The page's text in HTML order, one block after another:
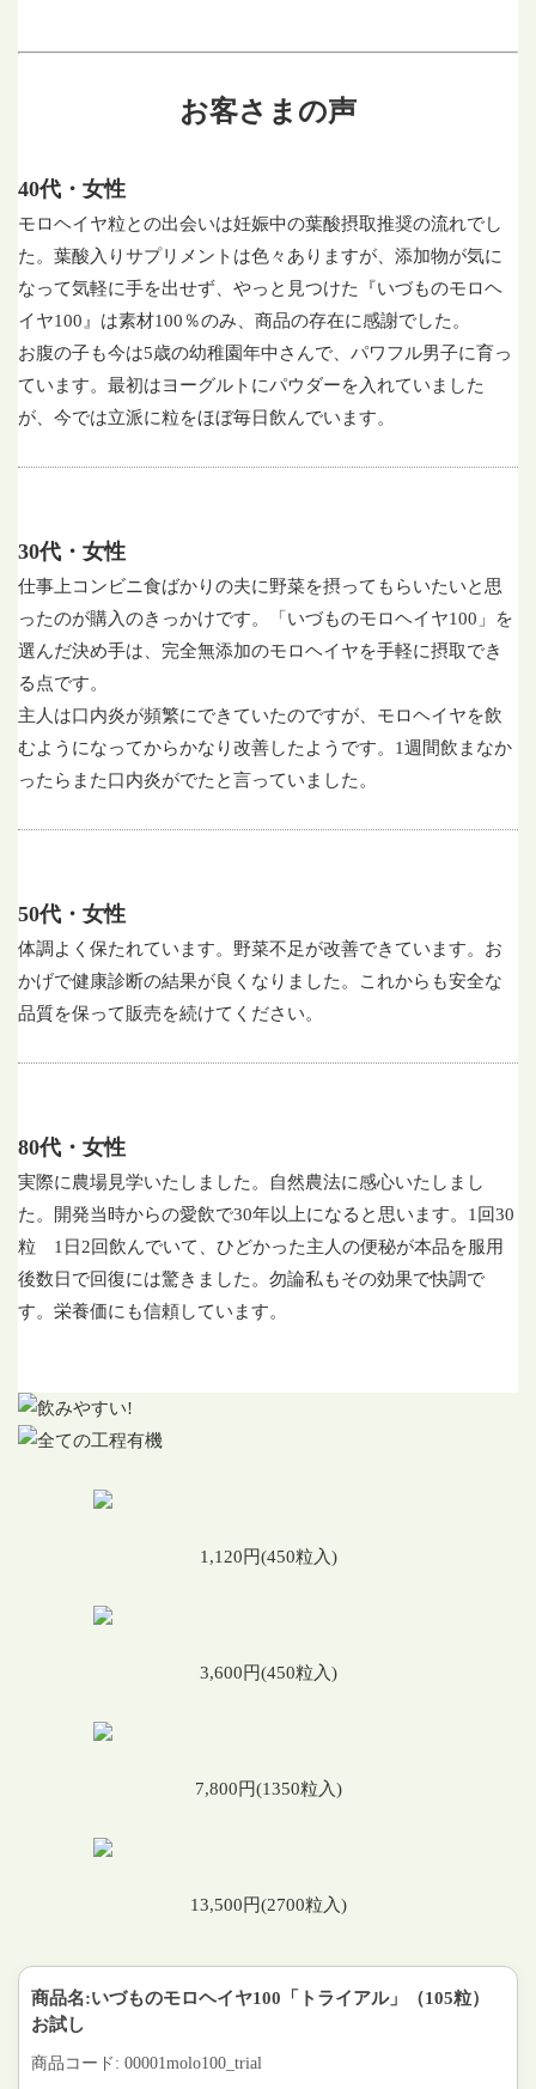
お客さまの声
40代・女性
モロヘイヤ粒との出会いは妊娠中の葉酸摂取推奨の流れでし
た。葉酸入りサプリメントは色々ありますが、添加物が気に
なって気軽に手を出せず、やっと見つけた『いづものモロヘ
イヤ100』は素材100％のみ、商品の存在に感謝でした。
お腹の子も今は5歳の幼稚園年中さんで、パワフル男子に育っ
ています。最初はヨーグルトにパウダーを入れていました
が、今では立派に粒をほぼ毎日飲んでいます。
30代・女性
仕事上コンビニ食ばかりの夫に野菜を摂ってもらいたいと思
ったのが購入のきっかけです。「いづものモロヘイヤ100」を
選んだ決め手は、完全無添加のモロヘイヤを手軽に摂取でき
る点です。
主人は口内炎が頻繁にできていたのですが、モロヘイヤを飲
むようになってからかなり改善したようです。1週間飲まなか
ったらまた口内炎がでたと言っていました。
50代・女性
体調よく保たれています。野菜不足が改善できています。お
かげで健康診断の結果が良くなりました。これからも安全な
品質を保って販売を続けてください。
80代・女性
実際に農場見学いたしました。自然農法に感心いたしまし
た。開発当時からの愛飲で30年以上になると思います。1回30
粒 1日2回飲んでいて、ひどかった主人の便秘が本品を服用
後数日で回復には驚きました。勿論私もその効果で快調で
す。栄養価にも信頼しています。
1,120円(450粒入)
3,600円(450粒入)
7,800円(1350粒入)
13,500円(2700粒入)
商品名:いづものモロヘイヤ100「トライアル」（105粒）
お試し
商品コード: 00001molo100_trial